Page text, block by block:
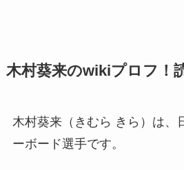
木村葵来のwikiプロフ！
木村葵来（きむら きら）は、
ーボード選手です。